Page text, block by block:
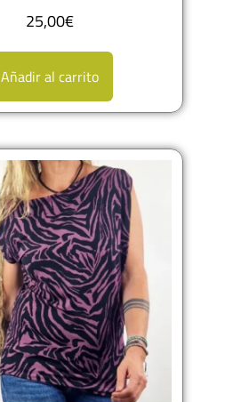
25,00€
Añadir al carrito